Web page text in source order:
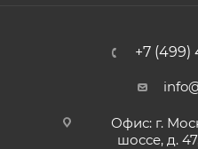
+7
Офис: г.
шоссе, д.